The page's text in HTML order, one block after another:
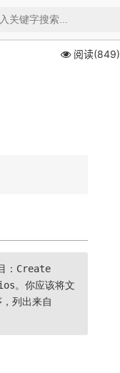
阅读(849)
：Create
。你应该将文
列出来自